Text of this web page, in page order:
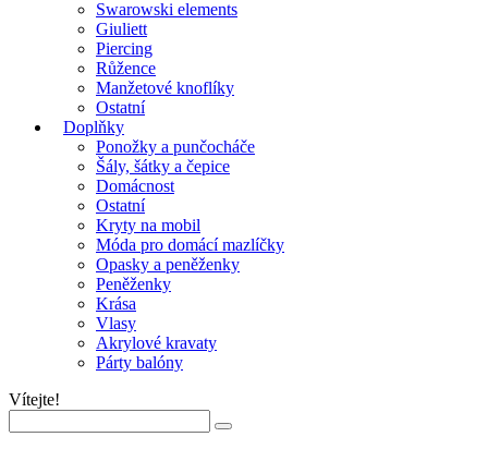
Swarowski elements
Giuliett
Piercing
Růžence
Manžetové knoflíky
Ostatní
Doplňky
Ponožky a punčocháče
Šály, šátky a čepice
Domácnost
Ostatní
Kryty na mobil
Móda pro domácí mazlíčky
Opasky a peněženky
Peněženky
Krása
Vlasy
Akrylové kravaty
Párty balóny
Vítejte!